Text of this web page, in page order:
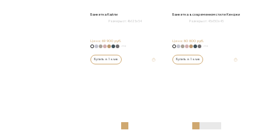
Банкетка Кайли
Размеры от: 41х125х54
Цена: 69 900 руб.
+152
Купить в 1 клик
Банкетка в современном стиле Кенджи
Размеры от: 45х150х45
Цена:80 800 руб.
+152
Купить в 1 клик